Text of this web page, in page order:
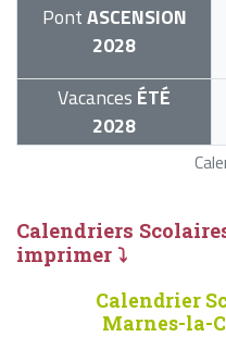
PontASCENSION
2028
Vacances ÉTÉ
2028
Calendriers
imprimer ⤵
Calendrier
Marnes-la-